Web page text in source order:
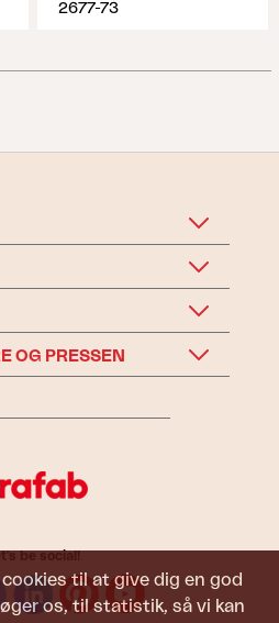
til at give dig en god
os, til statistik, så vi kan
2677-73
OG PRESSEN
be social!